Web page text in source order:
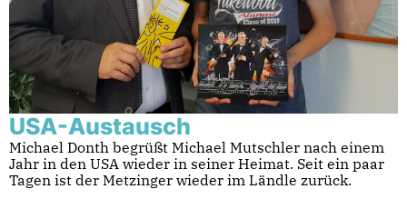
USA-Austausch
Michael Donth begrüßt Michael Mutschler nach einem
Jahr in den USA wieder in seiner Heimat. Seit ein paar
Tagen ist der Metzinger wieder im Ländle zurück.